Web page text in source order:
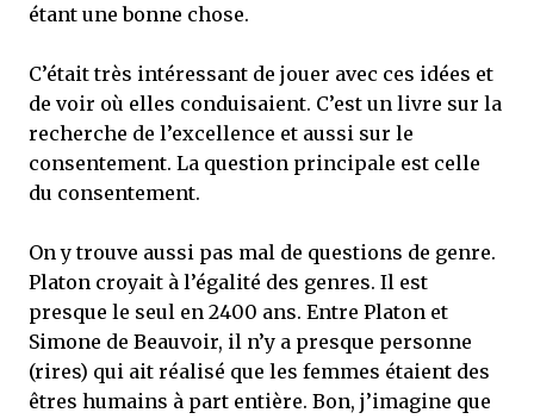
étant une bonne chose.
C’était très intéressant de jouer avec ces idées et
de voir où elles conduisaient. C’est un livre sur la
recherche de l’excellence et aussi sur le
consentement. La question principale est celle
du consentement.
On y trouve aussi pas mal de questions de genre.
Platon croyait à l’égalité des genres. Il est
presque le seul en 2400 ans. Entre Platon et
Simone de Beauvoir, il n’y a presque personne
(rires) qui ait réalisé que les femmes étaient des
êtres humains à part entière. Bon, j’imagine que